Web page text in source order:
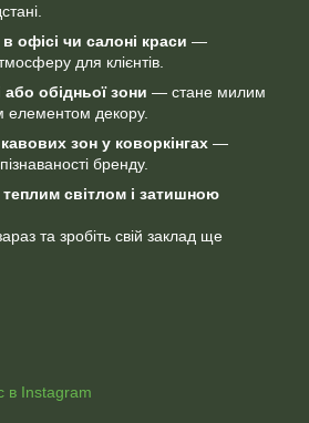
офісі чи салоні краси —
для клієнтів.
обідньої зони — стане милим
елементом декору.
зон у коворкінгах —
бренду.
теплим світлом і затишною
та зробіть свій заклад ще
в Instagram